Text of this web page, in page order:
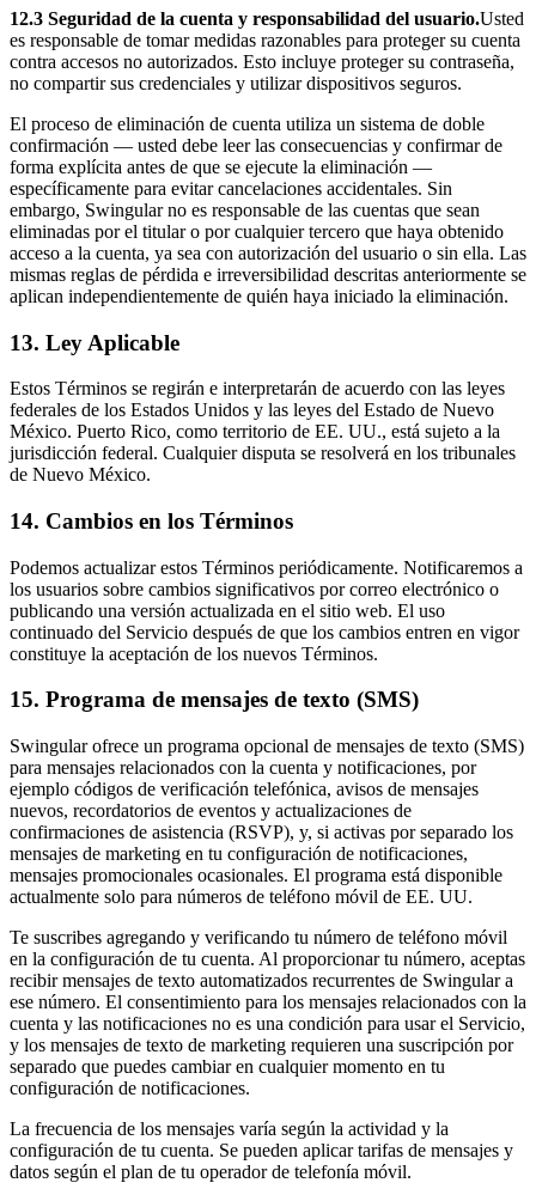
12.3 Seguridad de la cuenta y responsabilidad del usuario.Usted
es responsable de tomar medidas razonables para proteger su cuenta
contra accesos no autorizados. Esto incluye proteger su contraseña,
no compartir sus credenciales y utilizar dispositivos seguros.
El proceso de eliminación de cuenta utiliza un sistema de doble
confirmación — usted debe leer las consecuencias y confirmar de
forma explícita antes de que se ejecute la eliminación —
específicamente para evitar cancelaciones accidentales. Sin
embargo, Swingular no es responsable de las cuentas que sean
eliminadas por el titular o por cualquier tercero que haya obtenido
acceso a la cuenta, ya sea con autorización del usuario o sin ella. Las
mismas reglas de pérdida e irreversibilidad descritas anteriormente se
aplican independientemente de quién haya iniciado la eliminación.
13. Ley Aplicable
Estos Términos se regirán e interpretarán de acuerdo con las leyes
federales de los Estados Unidos y las leyes del Estado de Nuevo
México. Puerto Rico, como territorio de EE. UU., está sujeto a la
jurisdicción federal. Cualquier disputa se resolverá en los tribunales
de Nuevo México.
14. Cambios en los Términos
Podemos actualizar estos Términos periódicamente. Notificaremos a
los usuarios sobre cambios significativos por correo electrónico o
publicando una versión actualizada en el sitio web. El uso
continuado del Servicio después de que los cambios entren en vigor
constituye la aceptación de los nuevos Términos.
15. Programa de mensajes de texto (SMS)
Swingular ofrece un programa opcional de mensajes de texto (SMS)
para mensajes relacionados con la cuenta y notificaciones, por
ejemplo códigos de verificación telefónica, avisos de mensajes
nuevos, recordatorios de eventos y actualizaciones de
confirmaciones de asistencia (RSVP), y, si activas por separado los
mensajes de marketing en tu configuración de notificaciones,
mensajes promocionales ocasionales. El programa está disponible
actualmente solo para números de teléfono móvil de EE. UU.
Te suscribes agregando y verificando tu número de teléfono móvil
en la configuración de tu cuenta. Al proporcionar tu número, aceptas
recibir mensajes de texto automatizados recurrentes de Swingular a
ese número. El consentimiento para los mensajes relacionados con la
cuenta y las notificaciones no es una condición para usar el Servicio,
y los mensajes de texto de marketing requieren una suscripción por
separado que puedes cambiar en cualquier momento en tu
configuración de notificaciones.
La frecuencia de los mensajes varía según la actividad y la
configuración de tu cuenta. Se pueden aplicar tarifas de mensajes y
datos según el plan de tu operador de telefonía móvil.